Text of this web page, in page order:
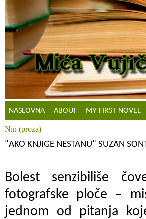
NASLOVNA ABOUT MY FIRST NOVEL
Nin (proza)
"AKO KNJIGE NESTANU" SUZAN
Bolest senzibiliše
fotografske ploče –
jednom od pitanja